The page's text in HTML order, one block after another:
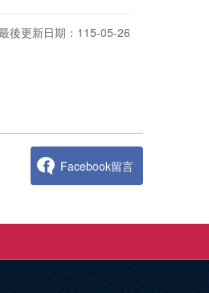
後更新日期：115-05-26
Facebook留言